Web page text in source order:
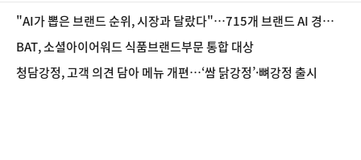
"AI가 뽑은 브랜드 순위, 시장과 달랐다"…715개 브랜드 AI 경쟁력
공개
BAT, 소셜아이어워드 식품브랜드부문 통합 대상
청담강정, 고객 의견 담아 메뉴 개편…‘쌈 닭강정’·뼈강정 출시